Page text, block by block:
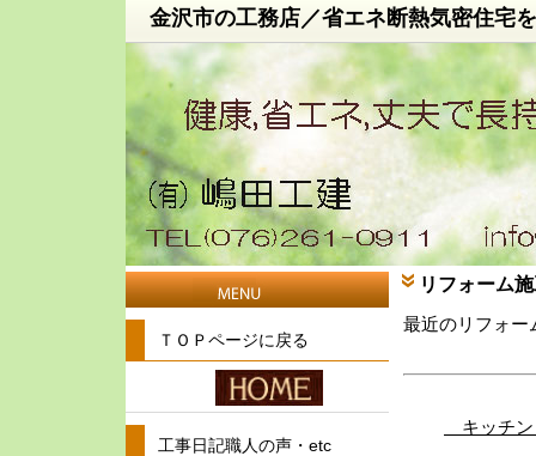
金沢市の工務店／省エネ断熱気密住宅
ＴＯＰページに戻る
工事日記職人の声・etc
リフォーム
最近のリフォー
キッチ